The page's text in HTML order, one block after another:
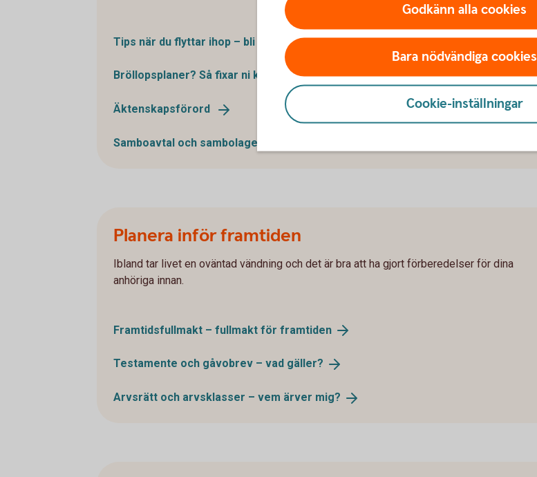
Tips när du flyttar ihop – bli sambo ellerkombo
Bröllopsplaner? Så fixar ni kostnaderna
Äktenskapsförord
Samboavtal och sambolagen
Planera inför framtiden
Ibland tar livet en oväntad vändning och det är bra att ha gjort förberedelser för dina
anhöriga innan.
Framtidsfullmakt – fullmakt för framtiden
Testamente och gåvobrev – vad gäller?
Arvsrätt och arvsklasser – vem ärver mig?
Godkänn alla cookies
Bara nödvändiga cookies
Cookie-inställningar